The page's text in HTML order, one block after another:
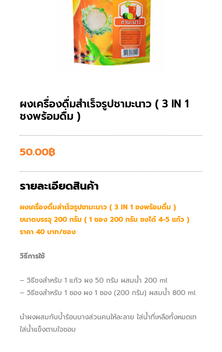
ผงเครื่องดื่มสำเร็จรูปชามะนาว ( 3 IN 1
ชงพร้อมดื่ม )
50.00฿
รายละเอียดสินค้า
ผงเครื่องดื่มสำเร็จรูปชามะนาว ( 3 IN 1 ชงพร้อมดื่ม )
ขนาดบรรจุ 200 กรัม ( 1 ซอง 200 กรัม ชงได้ 4-5 แก้ว )
ราคา 40 บาท/ซอง
​วิธีการใช้
– วิธีชงสำหรับ 1 แก้ว ผง 50 กรัม ผสมน้ำ 200 ml.
– วิธีชงสำหรับ 1 ซอง ผง 1 ซอง (200 กรัม) ผสมน้ำ 800 ml.
นำผงผสมกับน้ำร้อนบางส่วนคนให้ละลาย ใส่น้ำที่เหลือทั้งหมดเท
ใส่น้ำแข็งตามใจชอบ